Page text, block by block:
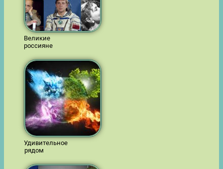
Великие
россияне
Удивительное
рядом